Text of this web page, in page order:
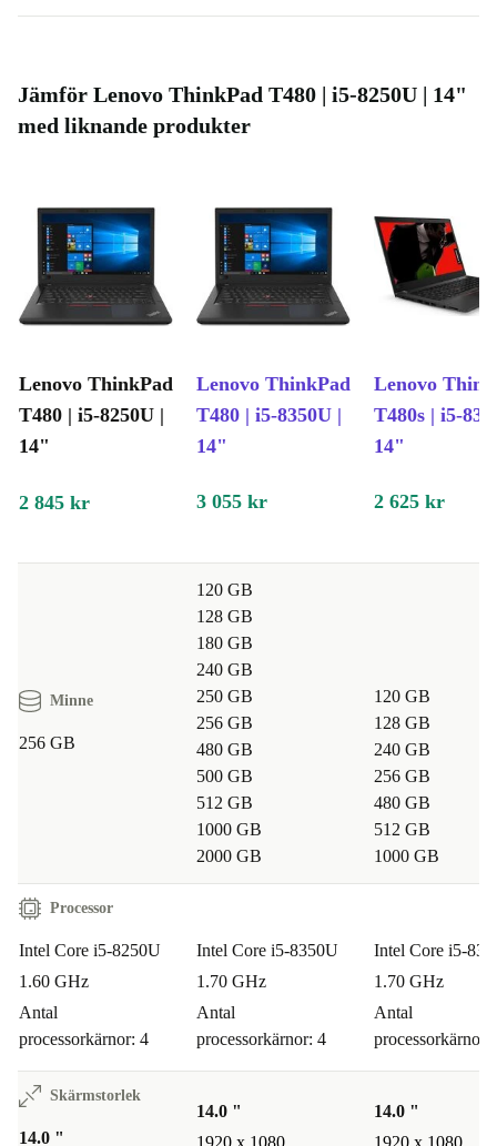
Jämför Lenovo ThinkPad T480 | i5-8250U | 14"
med liknande produkter
Lenovo ThinkPad
T480 | i5-8250U |
14"
Lenovo ThinkPad
T480 | i5-8350U |
14"
Lenovo
T480s | i5-
14"
2 845 kr 3 055 kr 2 625 kr
Minne
256 GB
120 GB
128 GB
180 GB
240 GB
250 GB
256 GB
480 GB
500 GB
512 GB
1000 GB
2000 GB
120 GB
128 GB
240 GB
256 GB
480 GB
512 GB
1000 GB
Processor
Intel Core i5-8250U
1.60 GHz
Antal
processorkärnor: 4
Intel Core i5-8350U
1.70 GHz
Antal
processorkärnor: 4
Intel Core i5-
1.70 GHz
Antal
processorkärnor:
Skärmstorlek
14.0 "
14.0 "
1920 x 1080
14.0 "
1920 x 1080